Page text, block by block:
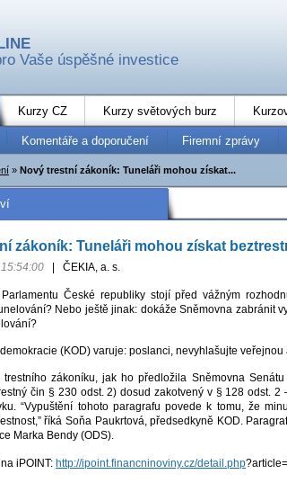
Vaše úspěšné investice
Kurzy CZ Kurzy světových burz
Komentáře a doporučení Firemní zprávy
» Nový trestní zákoník: Tuneláři mohou získat...
zákoník: Tuneláři mohou získat
ČEKIA, a. s.
České republiky stojí před vážným
Nebo ještě jinak: dokáže Sněmovna zabránit
(KOD) varuje: poslanci, nevyhlašujte
trestního zákoníku, jak ho předložila Sněmovna
čin § 230 odst. 2) dosud zakotvený v § 128 odst. 2
“Vypuštění tohoto paragrafu povede k tomu, že
říká Soňa Paukrtová, předsedkyně KOD.
Marka Bendy (ODS).
iPOINT: http://ipoint.financninoviny.cz/detail.php